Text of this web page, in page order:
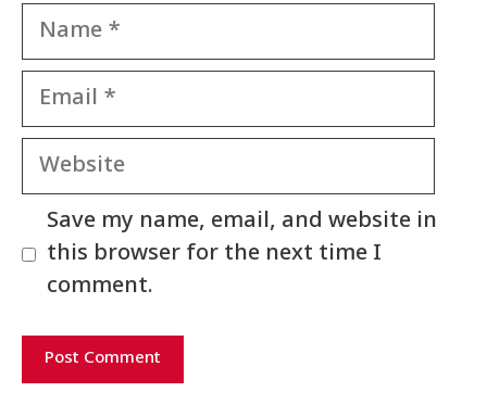
Name
Email
Website
Save my name, email, and website in
this browser for the next time I
comment.